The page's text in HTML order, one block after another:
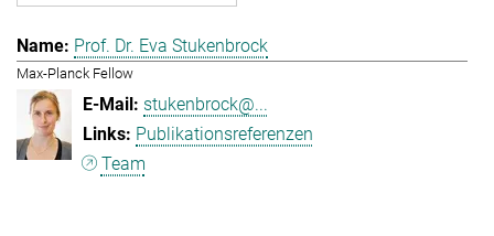
Prof. Dr. Eva Stukenbrock
Max-Planck Fellow
stukenbrock@...
Publikationsreferenzen
Team